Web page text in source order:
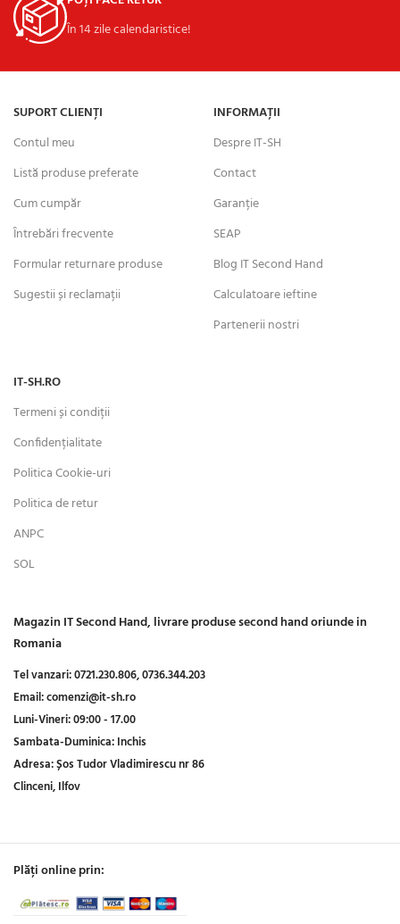
În 14 zile calendaristice!
SUPORT CLIENȚI
Contul meu
Listă produse preferate
Cum cumpăr
Întrebări frecvente
Formular returnare produse
Sugestii și reclamații
INFORMAȚII
Despre IT-SH
Contact
Garanție
SEAP
Blog IT Second Hand
Calculatoare ieftine
Partenerii nostri
IT-SH.RO
Termeni și condiții
Confidențialitate
Politica Cookie-uri
Politica de retur
ANPC
SOL
Magazin IT Second Hand, livrare produse second hand oriunde in
Romania
Tel vanzari:0721.230.806,0736.344.203
Email:comenzi@it-sh.ro
Luni-Vineri:09:00 - 17.00
Sambata-Duminica:Inchis
Adresa:Șos Tudor Vladimirescu nr 86
Clinceni, Ilfov
Plăți online prin: